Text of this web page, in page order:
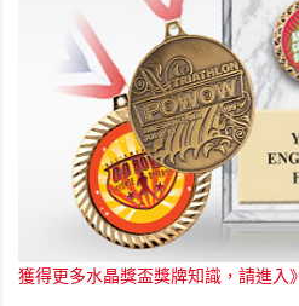
獲得更多水晶獎盃獎牌知識，請進入》